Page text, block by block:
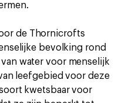
de Thornicrofts
bevolking rond
water voor menselijk
leefgebied voor deze
kwetsbaar voor